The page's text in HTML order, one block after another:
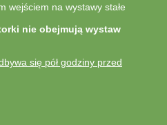
wejściem na wystawy stałe
nie obejmują wystaw
się pół godziny przed